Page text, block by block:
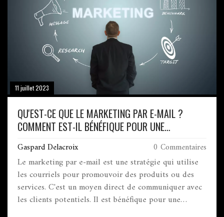
11 juillet 2023
QU'EST-CE QUE LE MARKETING PAR E-MAIL ?
COMMENT EST-IL BÉNÉFIQUE POUR UNE
Gaspard Delacroix 0 Commentaires
Le marketing par e-mail est une stratégie qui utilise
les courriels pour promouvoir des produits ou des
services. C'est un moyen direct de communiquer avec
les clients potentiels. Il est bénéfique pour une